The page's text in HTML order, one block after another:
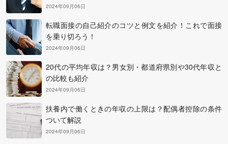
2024年09月06日
転職面接の自己紹介のコツと例文を紹介！これで面接
を乗り切ろう！
2024年09月06日
20代の平均年収は？男女別・都道府県別や30代年収と
の比較も紹介
2024年09月06日
扶養内で働くときの年収の上限は？配偶者控除の条件
ついて解説
2024年09月06日